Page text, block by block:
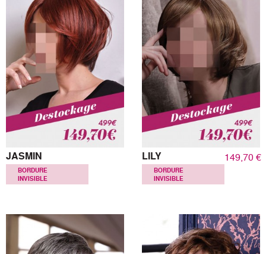
JASMIN
BORDURE
INVISIBLE
LILY 149,70 €
BORDURE
INVISIBLE